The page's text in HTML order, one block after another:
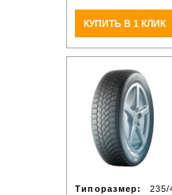
КУПИТЬ В 1 КЛИК
Типоразмер:
235/